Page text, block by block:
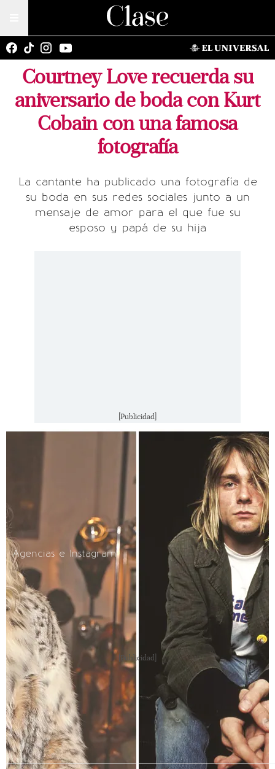
Courtney Love recuerda su
aniversario de boda con Kurt
Cobain con una famosa
fotografía
La cantante ha publicado una fotografía de
su boda en sus redes sociales junto a un
mensaje de amor para el que fue su
esposo y papá de su hija
[Publicidad]
Agencias e Instagram
[Publicidad]